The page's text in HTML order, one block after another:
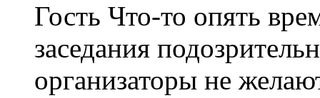
Гость Что-то опять
заседания
организаторы не